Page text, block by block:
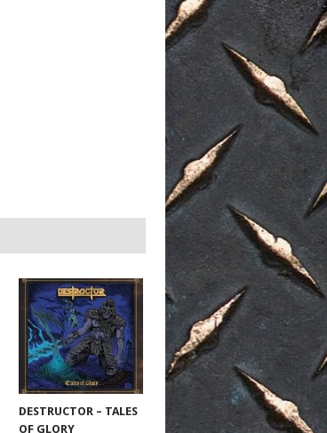
DESTRUCTOR – TALES
OF GLORY